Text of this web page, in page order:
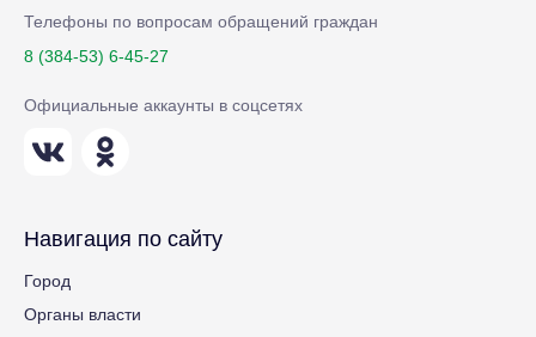
Телефоны по вопросам обращений граждан
8 (384-53) 6-45-27
Официальные аккаунты в соцсетях
Навигация по сайту
Город
Органы власти